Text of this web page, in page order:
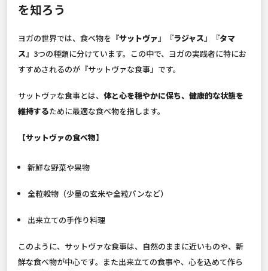
を知ろう
ヨガの世界では、食べ物を『サットヴァ』『ラジャス』『タマ
ス』3つの種類に分けています。この中で、ヨガの実践者に特にお
すすめされるのが『サットヴァな食事』です。
サットヴァな食事とは、 体と心を穏やかに保ち、健康的な状態を
維持するために最適な食べ物を指します。
【サットヴァの食べ物】
新鮮な野菜や果物
全粒穀物（少量の玄米や全粒パンなど）
出来立ての手作り料理
このように、サットヴァな食事は、自然のままに近いものや、新
鮮な食べ物が中心です。また出来立ての食事や、心を込めて作ら